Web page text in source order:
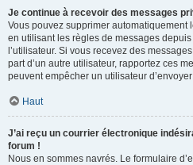
Je continue à recevoir des messages
Vous pouvez supprimer automatiquement
en utilisant les règles de messages
l’utilisateur. Si vous recevez des
part d’un autre utilisateur, rapportez ces
peuvent empêcher un utilisateur
Haut
J’ai reçu un courrier électronique
forum !
Nous en sommes navrés. Le formulaire